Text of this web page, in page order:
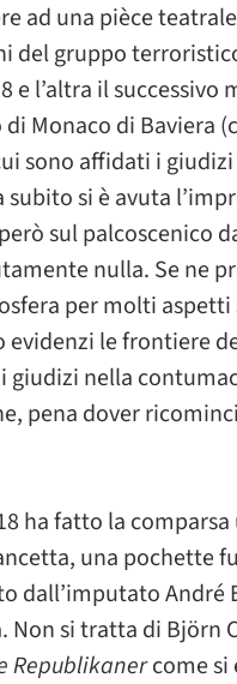
ad una pièce
del gruppo
e l’altra il
di Monaco di
sono affidati i
subito si è avuta
sul palcoscenico
nulla. Se ne
per molti
le frontiere
giudizi nella
pena dover
ha fatto la
una pochette
dall’imputato André
si tratta di Björn
Republikanercome si